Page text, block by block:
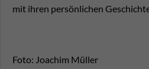
mit ihren persönlichen
Foto: Joachim Müller